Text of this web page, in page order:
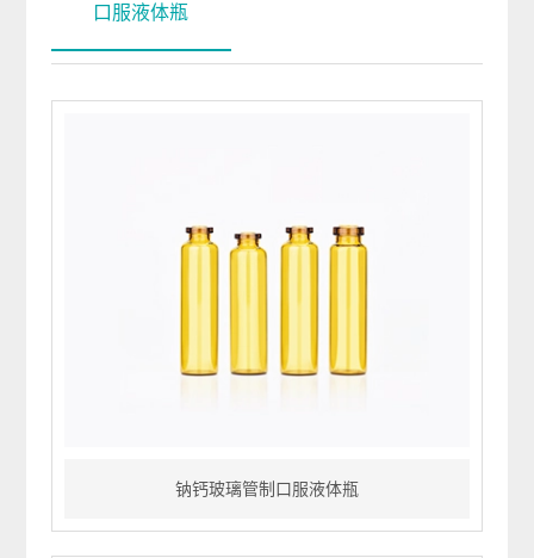
口服液体瓶
钠钙玻璃管制口服液体瓶